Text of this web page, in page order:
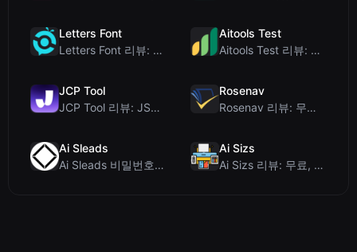
Letters Font
Letters Font 리뷰: 인스타그램 등에서 사용 가능한 무료 유니코드 글꼴 생성기
Aitools Test
Aitools Test 리뷰: 무료 브라우저 기반 AI 탐지기, 토큰 카운터 및 비용 추정...
JCP Tool
JCP Tool 리뷰: JSON, CSV, YAML, XML을 위한 무료 클라이언트 측 데...
Rosenav
Rosenav 리뷰: 무료 온라인 코사인 유사도 검사기 및 텍스트 차이 비교 도구
Ai Sleads
Ai Sleads 비밀번호 강도 검사기 리뷰: 제로 업로드, 실시간 엔트로피 분석
Ai Sizs
Ai Sizs 리뷰: 무료, 프라이빗 이미지 유사도 및 블러 감지 도구